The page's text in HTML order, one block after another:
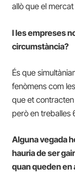
allò que el
I les empreses
circumstància?
És que
fenòmens com
que et
però en treballes
Alguna vegada
hauria de ser
quan queden en